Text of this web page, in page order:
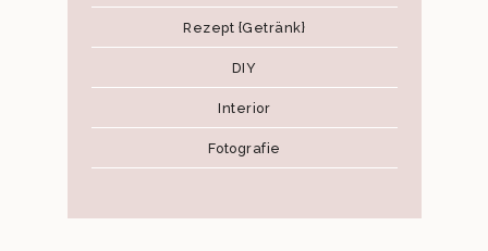
Rezept {Getränk}
DIY
Interior
Fotografie